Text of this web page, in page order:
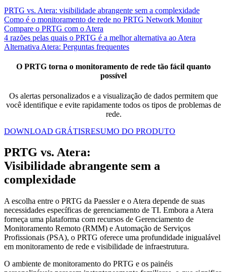
PRTG vs. Atera: visibilidade abrangente sem a complexidade
Como é o monitoramento de rede no PRTG Network Monitor
Compare o PRTG com o Atera
4 razões pelas quais o PRTG é a melhor alternativa ao Atera
Alternativa Atera: Perguntas frequentes
O PRTG torna o monitoramento de rede tão fácil quanto
possível
Os alertas personalizados e a visualização de dados permitem que
você identifique e evite rapidamente todos os tipos de problemas de
rede.
DOWNLOAD GRÁTISRESUMO DO PRODUTO
PRTG vs. Atera:
Visibilidade abrangente sem a
complexidade
A escolha entre o PRTG da Paessler e o Atera depende de suas
necessidades específicas de gerenciamento de TI. Embora a Atera
forneça uma plataforma com recursos de Gerenciamento de
Monitoramento Remoto (RMM) e Automação de Serviços
Profissionais (PSA), o PRTG oferece uma profundidade inigualável
em monitoramento de rede e visibilidade de infraestrutura.
O ambiente de monitoramento do PRTG e os painéis